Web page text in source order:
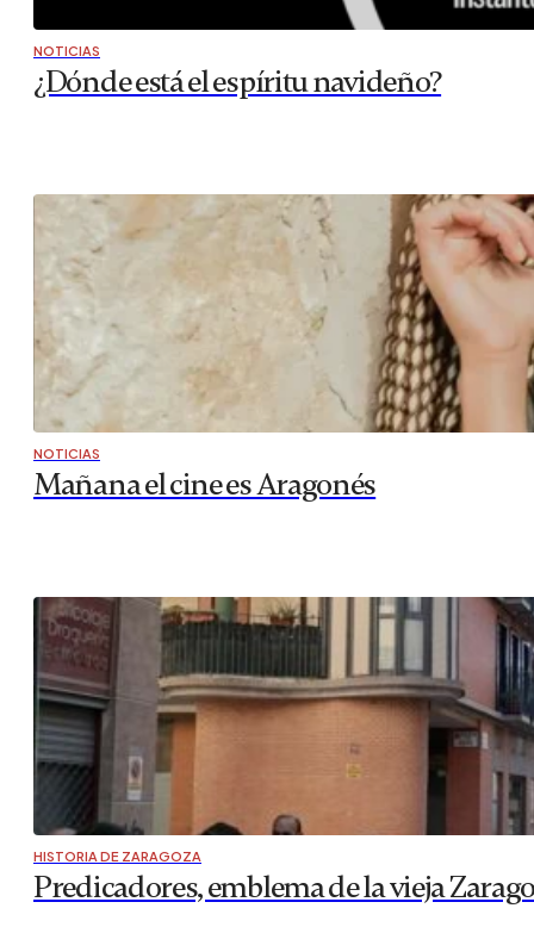
NOTICIAS
¿Dónde está el espíritu navideño?
NOTICIAS
Mañana el cine es Aragonés
HISTORIA DE ZARAGOZA
Predicadores, emblema de la vieja